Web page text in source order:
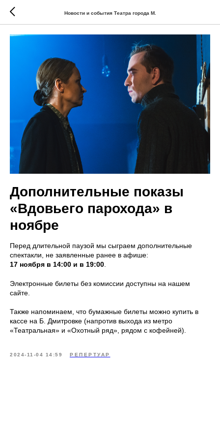
Новости и события Театра города М.
Дополнительные показы
«Вдовьего парохода» в
ноябре
Перед длительной паузой мы сыграем дополнительные
спектакли, не заявленные ранее в афише:
17 ноября в 14:00 и в 19:00
Электронные билеты без комиссии доступны на нашем
сайте.
Также напоминаем, что бумажные билеты можно купить в
кассе на Б. Дмитровке (напротив выхода из метро
«Театральная» и «Охотный ряд», рядом с кофейней).
2024-11-04 14:59 РЕПЕРТУАР